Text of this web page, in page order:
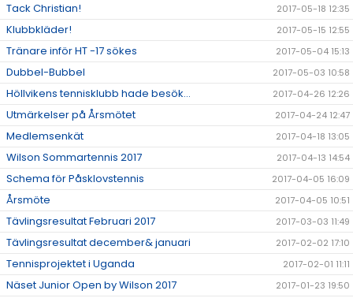
Tack Christian! 2017-05-18 12:35
Klubbkläder! 2017-05-15 12:55
Tränare inför HT -17 sökes 2017-05-04 15:13
Dubbel-Bubbel 2017-05-03 10:58
Höllvikens tennisklubb hade besök... 2017-04-26 12:26
Utmärkelser på Årsmötet 2017-04-24 12:47
Medlemsenkät 2017-04-18 13:05
Wilson Sommartennis 2017 2017-04-13 14:54
Schema för Påsklovstennis 2017-04-05 16:09
Årsmöte 2017-04-05 10:51
Tävlingsresultat Februari 2017 2017-03-03 11:49
Tävlingsresultat december& januari 2017-02-02 17:10
Tennisprojektet i Uganda 2017-02-01 11:11
Näset Junior Open by Wilson 2017 2017-01-23 19:50